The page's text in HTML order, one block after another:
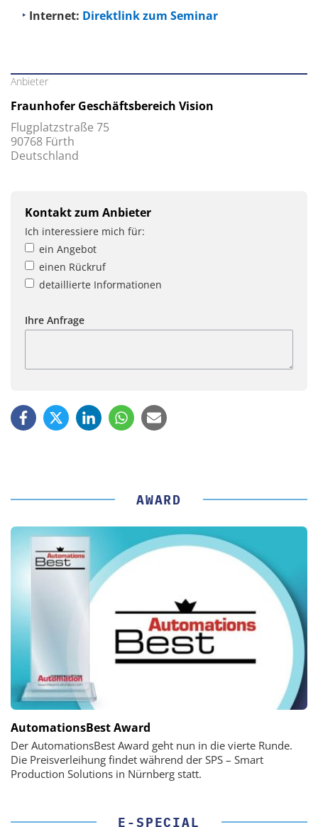
Internet: Direktlink zum Seminar
Anbieter
Fraunhofer Geschäftsbereich Vision
Flugplatzstraße 75
90768 Fürth
Deutschland
Kontakt zum Anbieter
Ich interessiere mich für:
ein Angebot
einen Rückruf
detaillierte Informationen
Ihre Anfrage
AWARD
AutomationsBest Award
Der AutomationsBest Award geht nun in die vierte Runde.
Die Preisverleihung findet während der SPS – Smart
Production Solutions in Nürnberg statt.
E-SPECIAL